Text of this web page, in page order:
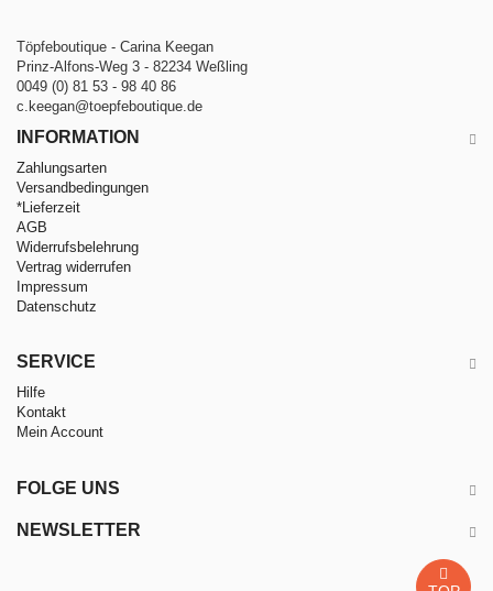
Töpfeboutique - Carina Keegan
Prinz-Alfons-Weg 3 - 82234 Weßling
0049 (0) 81 53 - 98 40 86
c.keegan@toepfeboutique.de
INFORMATION
Zahlungsarten
Versandbedingungen
*Lieferzeit
AGB
Widerrufsbelehrung
Vertrag widerrufen
Impressum
Datenschutz
SERVICE
Hilfe
Kontakt
Mein Account
FOLGE UNS
NEWSLETTER